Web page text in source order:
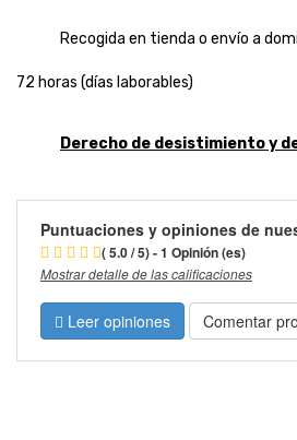
Recogida en tienda o envío a
72 horas (días laborables)
Derecho de desistimiento y
Puntuaciones y opiniones de
( 5.0 / 5) - 1 Opinión (es)
Mostrar detalle de las calificaciones
Leer opiniones Comentar